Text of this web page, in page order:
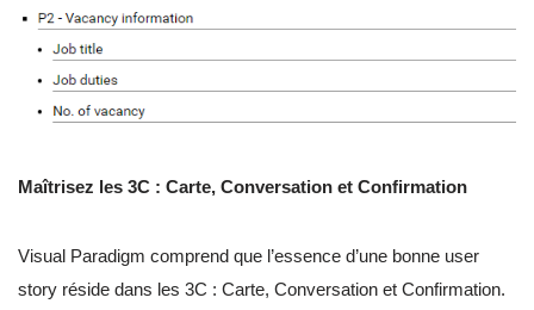
Maîtrisez les 3C : Carte, Conversation et Confirmation
Visual Paradigm comprend que l’essence d’une bonne user
story réside dans les 3C : Carte, Conversation et Confirmation.